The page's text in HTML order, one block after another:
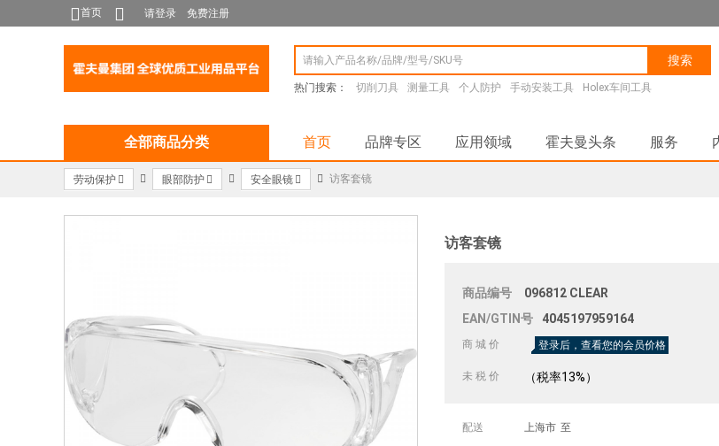
首页 请登录 免费注册
搜索
热门搜索： 切削刀具 测量工具 个人防护 手动安装工具 Holex车间工具
全部商品分类 首页 品牌专区 应用领域 霍夫曼头条 服务
劳动保护 眼部防护 安全眼镜 访客套镜
访客套镜
商品编号 096812 CLEAR
EAN/GTIN号
4045197959164
商 城 价 登录后，查看您的会员价格
未 税 价 （税率13%）
配送 上海市 至